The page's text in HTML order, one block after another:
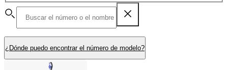
¿Dónde puedo encontrar el número de modelo?